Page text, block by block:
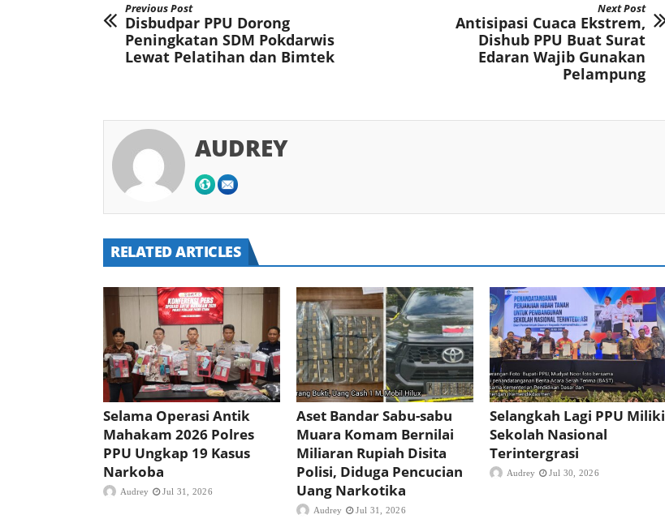
Previous Post
Disbudpar PPU Dorong
Peningkatan SDM Pokdarwis
Lewat Pelatihan dan Bimtek
Next Post
Antisipasi Cuaca Ekstrem,
Dishub PPU Buat Surat
Edaran Wajib Gunakan
Pelampung
AUDREY
RELATED ARTICLES
Selama Operasi Antik
Mahakam 2026 Polres
PPU Ungkap 19 Kasus
Narkoba
Audrey Jul 31, 2026
Aset Bandar Sabu-sabu
Muara Komam Bernilai
Miliaran Rupiah Disita
Polisi, Diduga Pencucian
Uang Narkotika
Audrey Jul 31, 2026
Selangkah Lagi PPU Miliki
Sekolah Nasional
Terintergrasi
Audrey Jul 30, 2026